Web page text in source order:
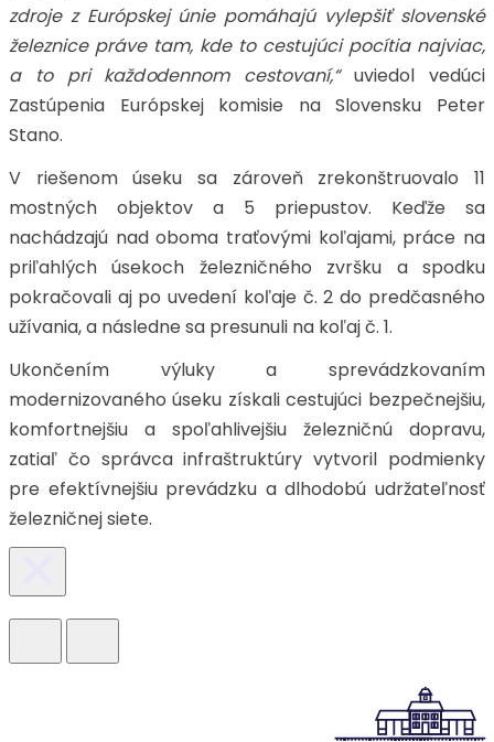
zdroje z Európskej únie pomáhajú vylepšiť slovenské
železnice práve tam, kde to cestujúci pocítia najviac,
a to pri každodennom cestovaní,“uviedol vedúci
Zastúpenia Európskej komisie na Slovensku Peter
Stano.
V riešenom úseku sa zároveň zrekonštruovalo 11
mostných objektov a 5 priepustov. Keďže sa
nachádzajú nad oboma traťovými koľajami, práce na
priľahlých úsekoch železničného zvršku a spodku
pokračovali aj po uvedení koľaje č. 2 do predčasného
užívania, a následne sa presunuli na koľaj č. 1.
Ukončením výluky a sprevádzkovaním
modernizovaného úseku získali cestujúci bezpečnejšiu,
komfortnejšiu a spoľahlivejšiu železničnú dopravu,
zatiaľ čo správca infraštruktúry vytvoril podmienky
pre efektívnejšiu prevádzku a dlhodobú udržateľnosť
železničnej siete.